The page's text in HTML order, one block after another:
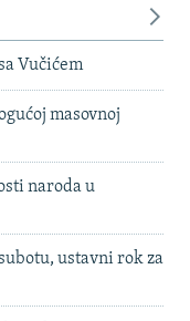
Vučićem
masovnoj
naroda u
ustavni rok za